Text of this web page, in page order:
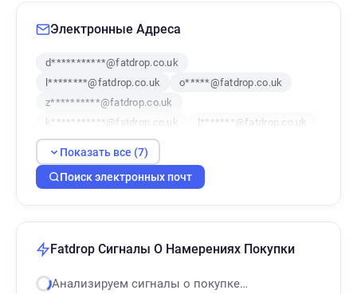
Электронные Адреса
d***********@fatdrop.co.uk
l********@fatdrop.co.uk
o*****@fatdrop.co.uk
z**********@fatdrop.co.uk
k***********@fatdrop.co.uk
l*******@fatdrop.co.uk
u*****@fatdrop.co.uk
Показать все (7)
Поиск электронных почт
Fatdrop Сигналы О Намерениях Покупки
Анализируем сигналы о покупке…